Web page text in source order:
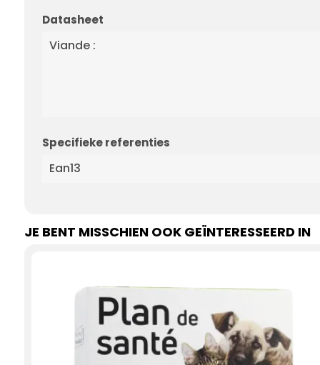
Datasheet
Viande :
Specifieke referenties
Ean13
JE BENT MISSCHIEN OOK GEÏNTERESSEERD IN